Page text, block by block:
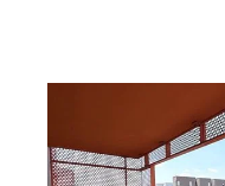
, 3 pièces
Ref : 3523